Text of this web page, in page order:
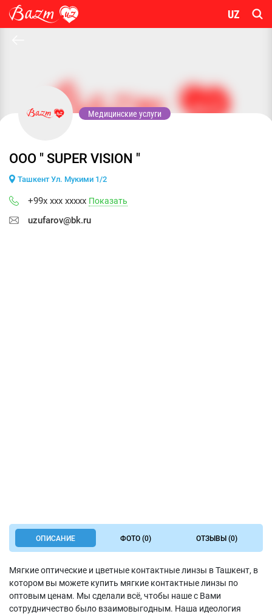
UZ
Медицинские услуги
OOO " SUPER VISION "
Ташкент Ул. Мукими 1/2
+99x xxx xxxxx Показать
uzufarov@bk.ru
ОПИСАНИЕ ФОТО (0) ОТЗЫВЫ (0)
Мягкие оптические и цветные контактные линзы в Ташкент, в
котором вы можете купить мягкие контактные линзы по
оптовым ценам. Мы сделали всё, чтобы наше с Вами
сотрудничество было взаимовыгодным. Наша идеология